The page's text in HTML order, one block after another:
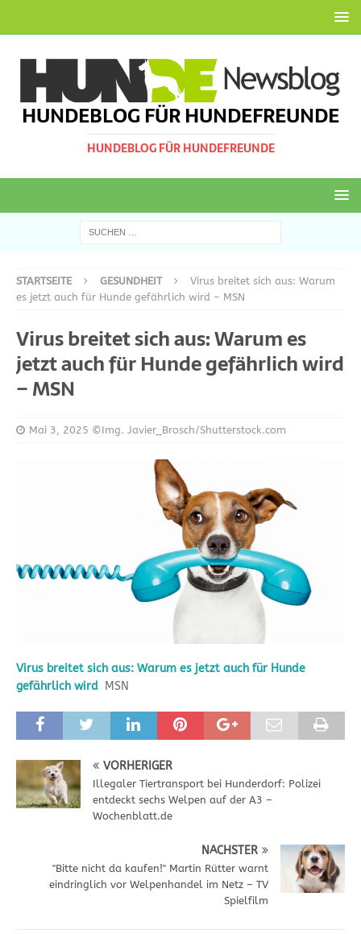
HUNDEBLOG FÜR HUNDEFREUNDE
HUNDEBLOG FÜR HUNDEFREUNDE
STARTSEITE GESUNDHEIT
Virus breitet sich aus: Warum
es jetzt auch für Hunde gefährlich wird – MSN
Virus breitet sich aus: Warum es
jetzt auch für Hunde gefährlich wird
– MSN
Mai 3, 2025 ©Img. Javier_Brosch/Shutterstock.com
Virus breitet sich aus: Warum es jetzt auch für Hunde
gefährlich wird MSN
VORHERIGER
Illegaler Tiertransport bei Hunderdorf: Polizei
entdeckt sechs Welpen auf der A3 –
Wochenblatt.de
NÄCHSTER
"Bitte nicht da kaufen!" Martin Rütter warnt
eindringlich vor Welpenhandel im Netz – TV
Spielfilm